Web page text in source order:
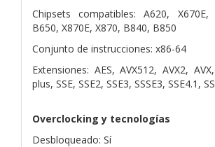
Chipsets compatibles: A620, X670E,
B650, X870E, X870, B840, B850
Conjunto de instrucciones: x86-64
Extensiones: AES, AVX512, AVX2,
plus, SSE, SSE2, SSE3, SSSE3, SSE4.1,
Overclocking y tecnologías
Desbloqueado: Sí